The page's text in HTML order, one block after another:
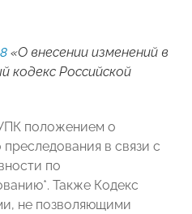
«О внесении изменений в
кодекс Российской
положением о
в связи с
по
Также Кодекс
не позволяющими